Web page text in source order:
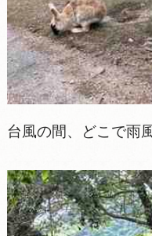
台風の間、どこで雨